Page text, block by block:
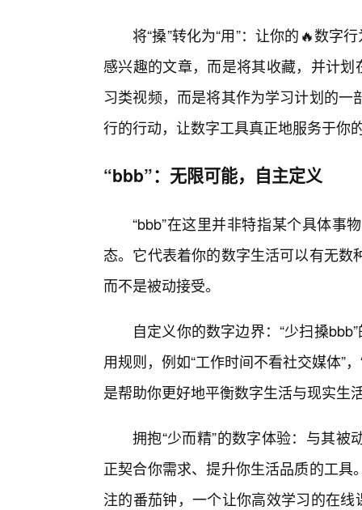
将“搡”转化为“用”：让你的🔥数字
感兴趣的文章，而是将其收藏，并计
习类视频，而是将其作为学习计划的
行的行动，让数字工具真正地服务于你
“bbb”：无限可能，自主定义
“bbb”在这里并非特指某个具体事
态。它代表着你的数字生活可以有无
而不是被动接受。
自定义你的数字边界：“少扫搡
用规则，例如“工作时间不看社交媒体”
是帮助你更好地平衡数字生活与现实生
拥抱“少而精”的数字体验：与其
正契合你需求、提升你生活品质的工
注的番茄钟，一个让你高效学习的在